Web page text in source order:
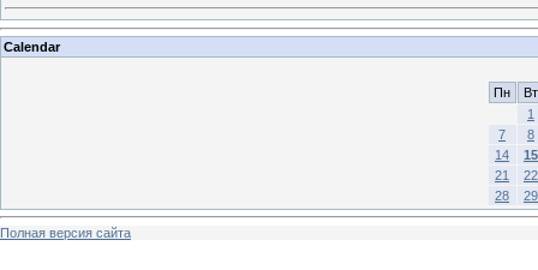
Calendar
Пн
Вт
1
7
8
14
15
21
22
28
29
Полная версия сайта